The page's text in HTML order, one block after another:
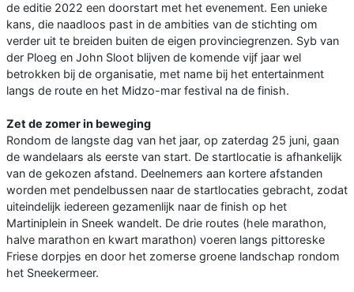
de editie 2022 een doorstart met het evenement. Een unieke
kans, die naadloos past in de ambities van de stichting om
verder uit te breiden buiten de eigen provinciegrenzen. Syb van
der Ploeg en John Sloot blijven de komende vijf jaar wel
betrokken bij de organisatie, met name bij het entertainment
langs de route en het Midzo-mar festival na de finish.
Zet de zomer in beweging
Rondom de langste dag van het jaar, op zaterdag 25 juni, gaan
de wandelaars als eerste van start. De startlocatie is afhankelijk
van de gekozen afstand. Deelnemers aan kortere afstanden
worden met pendelbussen naar de startlocaties gebracht, zodat
uiteindelijk iedereen gezamenlijk naar de finish op het
Martiniplein in Sneek wandelt. De drie routes (hele marathon,
halve marathon en kwart marathon) voeren langs pittoreske
Friese dorpjes en door het zomerse groene landschap rondom
het Sneekermeer.